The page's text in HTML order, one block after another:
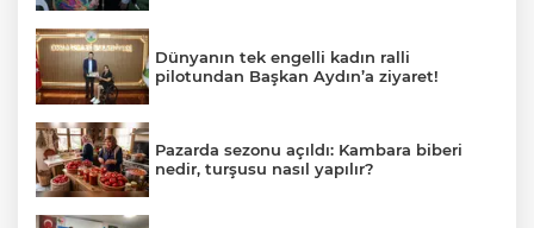
Dünyanın tek engelli kadın ralli
pilotundan Başkan Aydın’a ziyaret!
Pazarda sezonu açıldı: Kambara biberi
nedir, turşusu nasıl yapılır?